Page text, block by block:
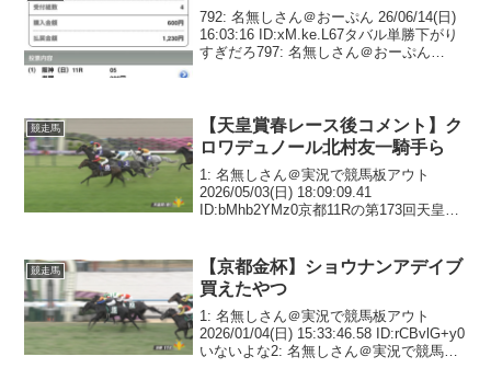
792: 名無しさん＠おーぷん 26/06/14(日)
16:03:16 ID:xM.ke.L67タバル単勝下がり
すぎだろ797: 名無しさん＠おーぷん
競走馬
【天皇賞春レース後コメント】ク
ロワデュノール北村友一騎手ら
1: 名無しさん＠実況で競馬板アウト
2026/05/03(日) 18:09:09.41
ID:bMhb2YMz0京都11Rの第173回天皇賞
勝ちタイ...
競走馬
【京都金杯】ショウナンアデイブ
買えたやつ
1: 名無しさん＠実況で競馬板アウト
2026/01/04(日) 15:33:46.58 ID:rCBvlG+y0
いないよな2: 名無しさん＠実況で競馬板